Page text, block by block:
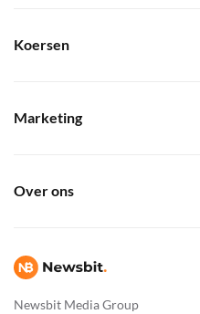
Newsbit Media Group
Koersen
Marketing
Over ons